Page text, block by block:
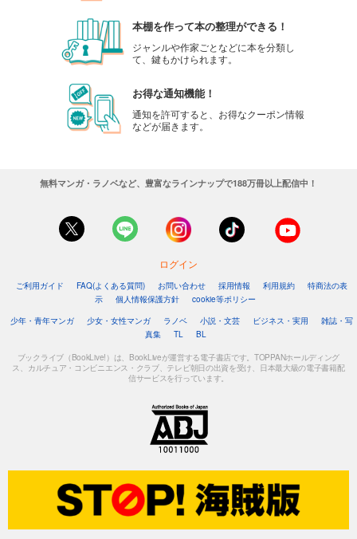
本棚を作って本の整理ができる！
ジャンルや作家ごとなどに本を分類し
て、鍵もかけられます。
お得な通知機能！
通知を許可すると、お得なクーポン情報
などが届きます。
無料マンガ・ラノベなど、豊富なラインナップで188万冊以上配信中！
ログイン
ご利用ガイド FAQ(よくある質問) お問い合わせ 採用情報 利用規約
特商法の表
示
個人情報保護方針
cookie等ポリシー
少年・青年マンガ
少女・女性マンガ ラノベ 小説・文芸 ビジネス・実用
雑誌・写
真集
TL BL
ブックライブ（BookLive!）は、BookLiveが運営する電子書店です。TOPPANホールディング
ス、カルチュア・コンビニエンス・クラブ、テレビ朝日の出資を受け、日本最大級の電子書籍配
信サービスを行っています。